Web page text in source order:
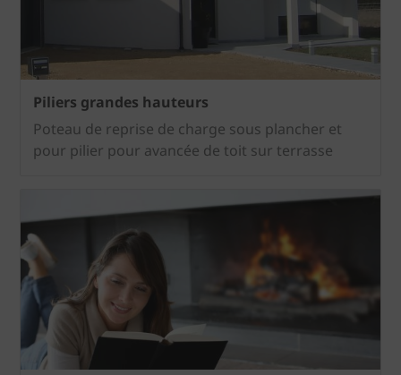
Piliers grandes hauteurs
Poteau de reprise de charge sous plancher et
pour pilier pour avancée de toit sur terrasse